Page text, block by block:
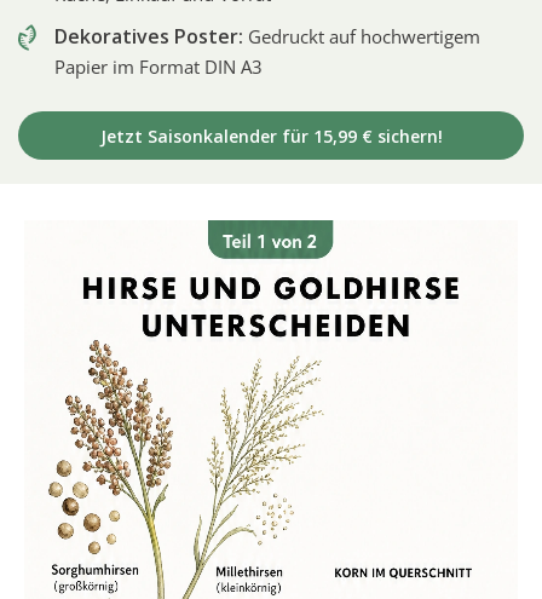
Dekoratives Poster: Gedruckt auf hochwertigem
Papier im Format DIN A3
Jetzt Saisonkalender für 15,99 € sichern!